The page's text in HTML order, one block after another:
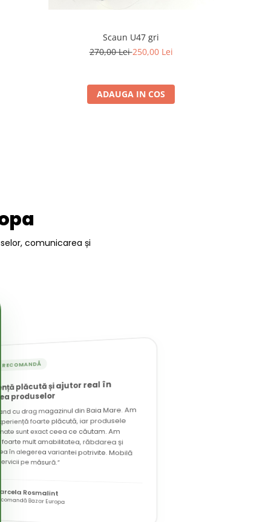
Scaun U47 gri
270,00 Lei250,00 Lei
ADAUGA IN COS
comunicarea și
RECOMANDĂ
plăcută și ajutor real în
produselor
cu drag magazinul din Baia Mare. Am
foarte plăcută, iar produsele
sunt exact ceea ce căutam. Am
foarte mult amabilitatea, răbdarea și
în alegerea variantei potrivite. Mobilă
pe măsură.”
Rosmalint
Bazar Europa